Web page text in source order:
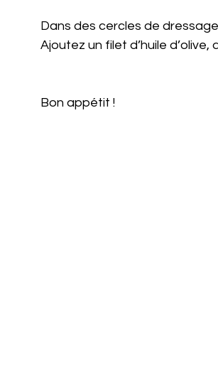
Dans des cercles de
Ajoutez un filet d’huile
Bon appétit !